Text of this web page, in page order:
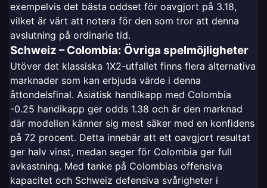
exempelvis det bästa oddset för oavgjort på 3.18,
vilket är värt att notera för den som tror att denna
avslutning på ordinarie tid.
Schweiz – Colombia: Övriga spelmöjligheter
Utöver det klassiska 1X2-utfallet finns flera alternativa
marknader som kan erbjuda värde i denna
åttondelsfinal. Asiatisk handikapp med Colombia
-0.25 handikapp ger odds 1.38 och är den marknad
där modellen känner sig mest säker med en konfidens
på 72 procent. Detta innebär att ett oavgjort resultat
ger halv vinst, medan seger för Colombia ger full
avkastning. Med tanke på Colombias offensiva
kapacitet och Schweiz defensiva svårigheter i